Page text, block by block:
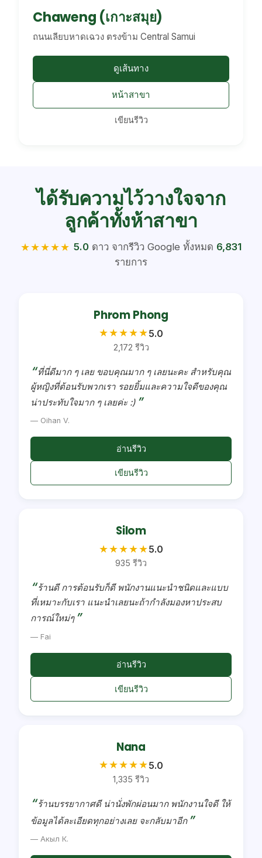
Chaweng (เกาะสมุย)
ถนนเลียบหาดเฉวง ตรงข้าม Central Samui
ดูเส้นทาง
หน้าสาขา
เขียนรีวิว
ได้รับความไว้วางใจจาก
ลูกค้าทั้งห้าสาขา
★★★★★ 5.0 ดาว จากรีวิว Google ทั้งหมด 6,831
รายการ
Phrom Phong
★★★★★5.0
2,172 รีวิว
ที่นี่ดีมาก ๆ เลย ขอบคุณมาก ๆ เลยนะคะ สำหรับคุณ
ผู้หญิงที่ต้อนรับพวกเรา รอยยิ้มและความใจดีของคุณ
น่าประทับใจมาก ๆ เลยค่ะ :)
— Oihan V.
อ่านรีวิว
เขียนรีวิว
Silom
★★★★★5.0
935 รีวิว
ร้านดี การต้อนรับก็ดี พนักงานแนะนำชนิดและแบบ
ที่เหมาะกับเรา แนะนำเลยนะถ้ากำลังมองหาประสบ
การณ์ใหม่ๆ
— Fai
อ่านรีวิว
เขียนรีวิว
Nana
★★★★★5.0
1,335 รีวิว
ร้านบรรยากาศดี น่านั่งพักผ่อนมาก พนักงานใจดี ให้
ข้อมูลได้ละเอียดทุกอย่างเลย จะกลับมาอีก
— Акыл К.